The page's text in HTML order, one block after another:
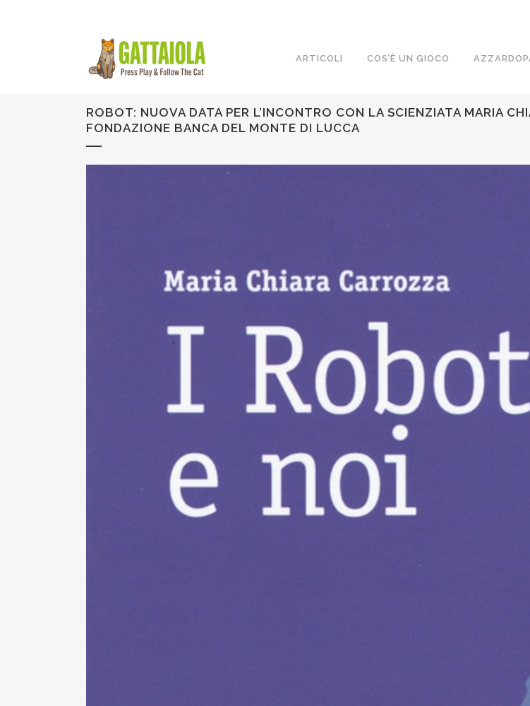
ARTICOLI COS’È UN GIOCO
ROBOT: NUOVA DATA PER L’INCONTRO CON LA SCIENZIATA MARIA
FONDAZIONE BANCA DEL MONTE DI LUCCA